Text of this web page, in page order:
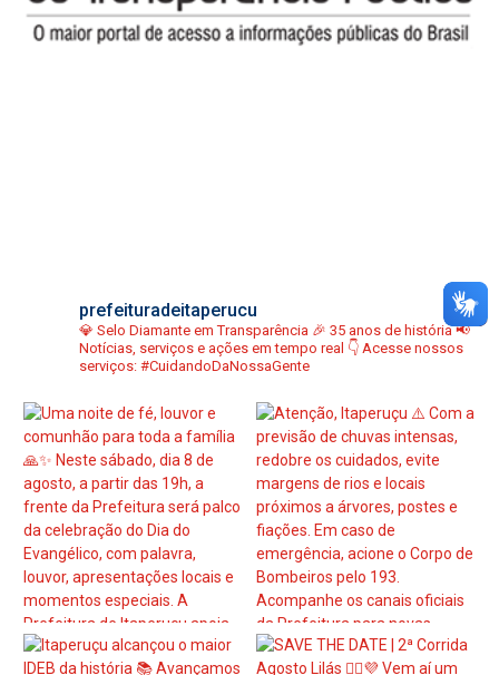
prefeituradeitaperucu
💎 Selo Diamante em Transparência 🎉 35 anos de história📢
Notícias, serviços e ações em tempo real 👇 Acesse nossos
serviços: #CuidandoDaNossaGente